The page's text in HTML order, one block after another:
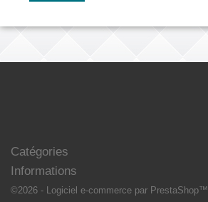
Catégories
Informations
©2026 - Logiciel e-commerce par PrestaShop™